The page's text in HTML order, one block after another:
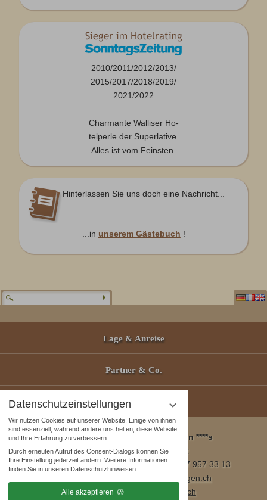
Datenschutzeinstellungen
Wir nutzen Cookies auf unserer Website. Einige von ihnen
sind essenziell, während andere uns helfen, diese Website
und Ihre Erfahrung zu verbessern.
Durch erneuten Aufruf des Consent-Dialogs können Sie
Ihre Einstellung jederzeit ändern. Weitere Informationen
finden Sie in unseren Datenschutzhinweisen.
Alle akzeptieren
2010/2011/2012/2013/
2015/2017/2018/2019/
2021/2022
Charmante Walliser Ho-
telperle der Superlative.
Alles ist vom Feinsten.
Hinterlassen Sie uns doch eine Nachricht...
...in unserem Gästebuch !
Lage & Anreise
Partner & Co.
Gutscheine
Wellness & Spa Pirmin Zurbriggen ****s
3905 Saas Almagell, Schweiz
Tel. +41 (0)27 957 23 01 / Fax +41 (0)27 957 33 13
info@wellnesshotel-zurbriggen.ch
www.wellnesshotel-zurbriggen.ch